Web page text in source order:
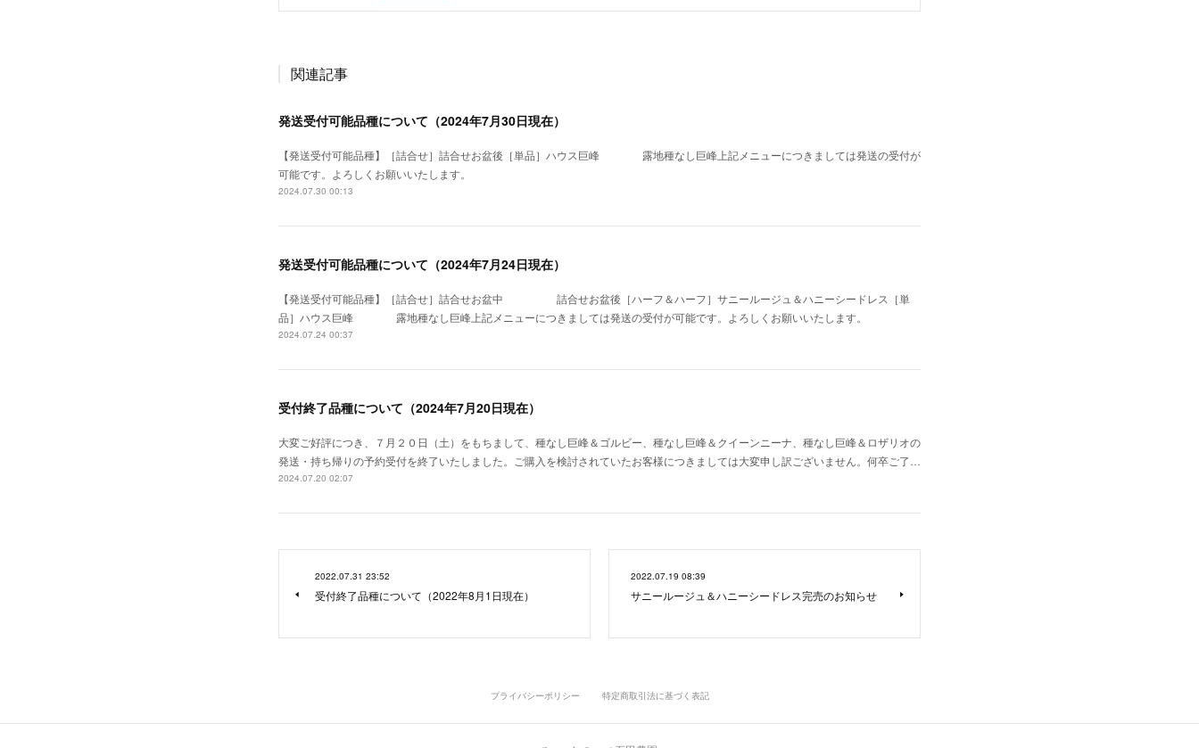
関連記事
発送受付可能品種について（2024年7月30日現在）
【発送受付可能品種】［詰合せ］詰合せお盆後［単品］ハウス巨峰 露地種なし巨峰上記メニューにつきましては発送の受付が
可能です。よろしくお願いいたします。
2024.07.30 00:13
発送受付可能品種について（2024年7月24日現在）
【発送受付可能品種】［詰合せ］詰合せお盆中 詰合せお盆後［ハーフ＆ハーフ］サニールージュ＆ハニーシードレス［単
品］ハウス巨峰 露地種なし巨峰上記メニューにつきましては発送の受付が可能です。よろしくお願いいたします。
2024.07.24 00:37
受付終了品種について（2024年7月20日現在）
大変ご好評につき、７月２０日（土）をもちまして、種なし巨峰＆ゴルビー、種なし巨峰＆クイーンニーナ、種なし巨峰＆ロザリオの
発送・持ち帰りの予約受付を終了いたしました。ご購入を検討されていたお客様につきましては大変申し訳ございません。何卒ご了…
2024.07.20 02:07
2022.07.31 23:52
受付終了品種について（2022年8月1日現在）
2022.07.19 08:39
サニールージュ＆ハニーシードレス完売のお知らせ
プライバシーポリシー 特定商取引法に基づく表記